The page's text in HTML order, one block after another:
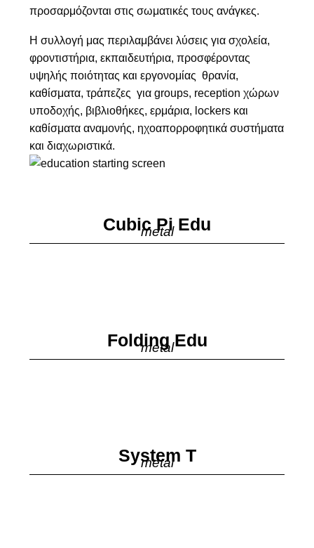
προσαρμόζονται στις σωματικές τους ανάγκες.
Η συλλογή μας περιλαμβάνει λύσεις για σχολεία,
φροντιστήρια, εκπαιδευτήρια, προσφέροντας
υψηλής ποιότητας και εργονομίας θρανία,
καθίσματα, τράπεζες για groups, reception χώρων
υποδοχής, βιβλιοθήκες, ερμάρια, lockers και
καθίσματα αναμονής, ηχοαπορροφητικά συστήματα
και διαχωριστικά.
Cubic Pi Edu
metal
Folding Edu
metal
System T
metal